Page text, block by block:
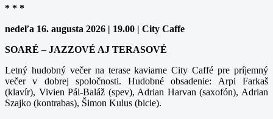
* * *
nedeľa 16. augusta 2026 | 19.00 | City Caffe
SOARÉ – JAZZOVÉ AJ TERASOVÉ
Letný hudobný večer na terase kaviarne City Caffé pre príjemný
večer v dobrej spoločnosti. Hudobné obsadenie: Arpi Farkaš
(klavír), Vivien Pál-Baláž (spev), Adrian Harvan (saxofón), Adrian
Szajko (kontrabas), Šimon Kulus (bicie).